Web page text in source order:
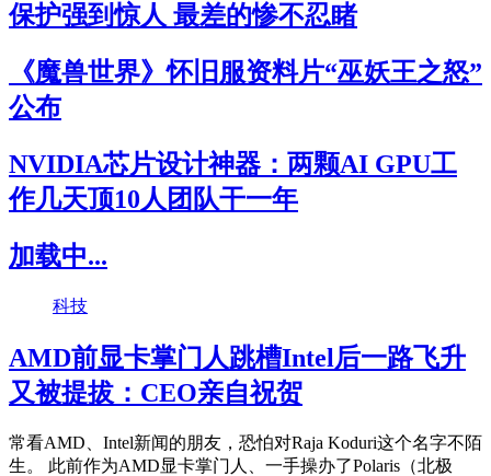
保护强到惊人 最差的惨不忍睹
《魔兽世界》怀旧服资料片“巫妖王之怒”
公布
NVIDIA芯片设计神器：两颗AI GPU工
作几天顶10人团队干一年
加载中...
科技
AMD前显卡掌门人跳槽Intel后一路飞升
又被提拔：CEO亲自祝贺
常看AMD、Intel新闻的朋友，恐怕对Raja Koduri这个名字不陌
生。 此前作为AMD显卡掌门人、一手操办了Polaris（北极